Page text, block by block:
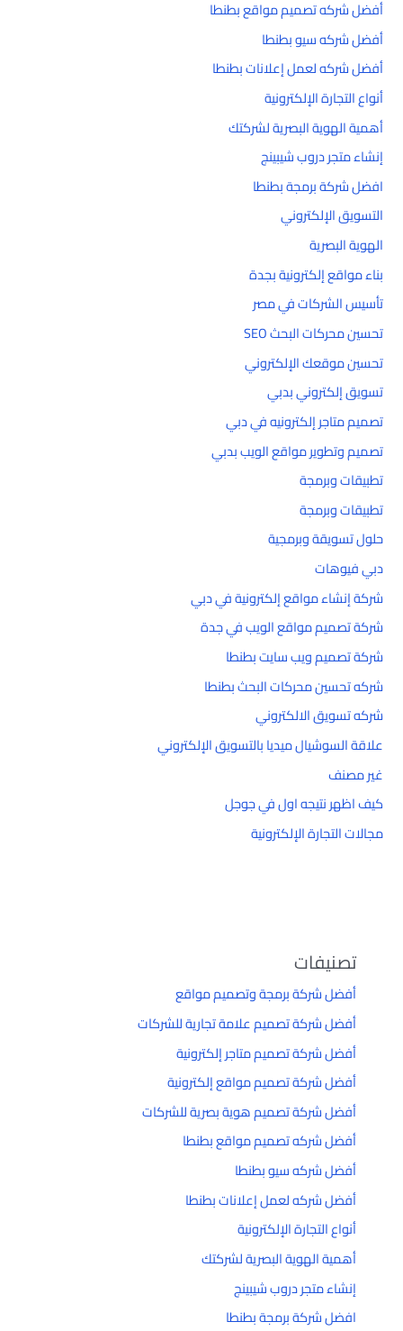
أفضل شركه تصميم مواقع بطنطا
أفضل شركه سيو بطنطا
أفضل شركه لعمل إعلانات بطنطا
أنواع التجارة الإلكترونية
أهمية الهوية البصرية لشركتك
إنشاء متجر دروب شيبينج
افضل شركة برمجة بطنطا
التسويق الإلكتروني
الهوية البصرية
بناء مواقع إلكترونية بجدة
تأسيس الشركات في مصر
تحسين محركات البحث SEO
تحسين موقعك الإلكتروني
تسويق إلكتروني بدبي
تصميم متاجر إلكترونيه في دبي
تصميم وتطوير مواقع الويب بدبي
تطبيقات وبرمجة
تطبيقات وبرمجة
حلول تسويقة وبرمجية
دبي فيوهات
شركة إنشاء مواقع إلكترونية في دبي
شركة تصميم مواقع الويب في جدة
شركة تصميم ويب سايت بطنطا
شركه تحسين محركات البحث بطنطا
شركه تسويق الالكتروني
علاقة السوشيال ميديا بالتسويق الإلكتروني
غير مصنف
كيف اظهر نتيجه اول في جوجل
مجالات التجارة الإلكترونية
تصنيفات
أفضل شركة برمجة وتصميم مواقع
أفضل شركة تصميم علامة تجارية للشركات
أفضل شركة تصميم متاجر إلكترونية
أفضل شركة تصميم مواقع إلكترونية
أفضل شركة تصميم هوية بصرية للشركات
أفضل شركه تصميم مواقع بطنطا
أفضل شركه سيو بطنطا
أفضل شركه لعمل إعلانات بطنطا
أنواع التجارة الإلكترونية
أهمية الهوية البصرية لشركتك
إنشاء متجر دروب شيبينج
افضل شركة برمجة بطنطا